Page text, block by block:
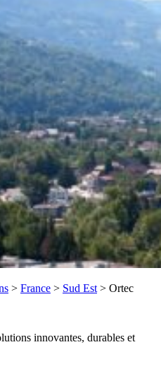
> France > Sud Est > Ortec
innovantes, durables et